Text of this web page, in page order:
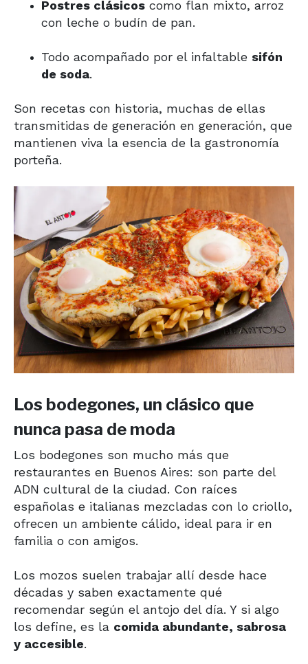
Postres clásicos como flan mixto, arroz
con leche o budín de pan.
Todo acompañado por el infaltable sifón
de soda.
Son recetas con historia, muchas de ellas
transmitidas de generación en generación, que
mantienen viva la esencia de la gastronomía
porteña.
Los bodegones, un clásico que
nunca pasa de moda
Los bodegones son mucho más que
restaurantes en Buenos Aires: son parte del
ADN cultural de la ciudad. Con raíces
españolas e italianas mezcladas con lo criollo,
ofrecen un ambiente cálido, ideal para ir en
familia o con amigos.
Los mozos suelen trabajar allí desde hace
décadas y saben exactamente qué
recomendar según el antojo del día. Y si algo
los define, es la comida abundante, sabrosa
y accesible.